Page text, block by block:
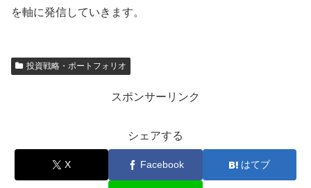
を軸に発信していきます。
投資戦略・ポートフォリオ
スポンサーリンク
シェアする
X Facebook はてブ